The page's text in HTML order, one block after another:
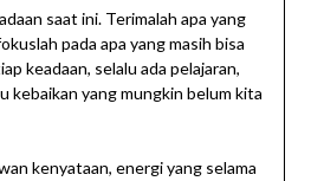
saat ini. Terimalah apa yang
pada apa yang masih bisa
keadaan, selalu ada pelajaran,
kebaikan yang mungkin belum kita
kenyataan, energi yang selama